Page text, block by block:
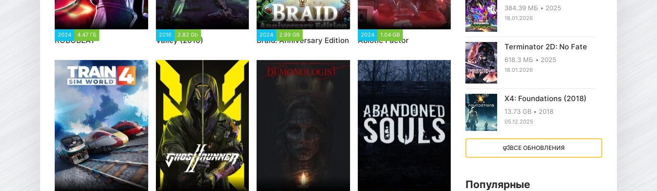
2024 4.47 ГБ
ROBOBEAT
2016 2.82 Gb
Valley (2016)
2024 2.99 GB
Braid: Anniversary Edition
2024 1.04 GB
Abiotic Factor
384.39 МБ 2025
18.01.2026
Terminator 2D: No Fate
618.3 МБ 2025
18.01.2026
X4: Foundations (2018)
13.73 GB 2018
05.12.2025
Little Nightmares III
ВСЕ ОБНОВЛЕНИЯ
Популярные